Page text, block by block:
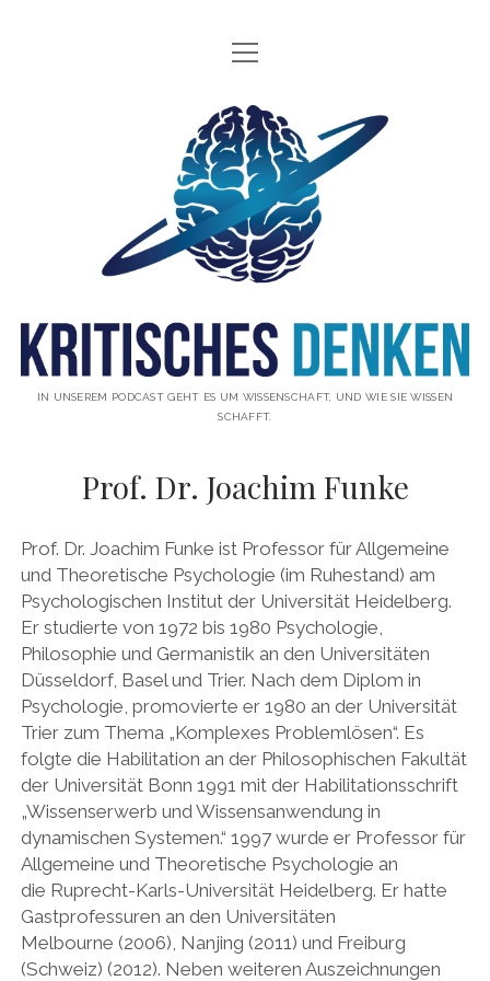
INFO
ÜBER UNS
WAS IST KRITISCHES DENKEN?
GÄSTE
THEMEN
UNTERSTÜTZUNG
KONTAKT
facebook
linkedinyoutube
emailmastodon
patreonspotify
Menü
öffnen
Kritisches
Podcast
IN UNSEREM PODCAST GEHT ES UM WISSENSCHAFT, UND WIE SIE WISSEN
SCHAFFT.
Prof. Dr. Joachim Funke
Prof. Dr. Joachim Funke ist Professor für Allgemeine
und Theoretische Psychologie (im Ruhestand) am
Psychologischen Institut der Universität Heidelberg.
Er studierte von 1972 bis 1980 Psychologie,
Philosophie und Germanistik an den Universitäten
Düsseldorf, Basel und Trier. Nach dem Diplom in
Psychologie, promovierte er 1980 an der Universität
Trier zum Thema „Komplexes Problemlösen“. Es
folgte die Habilitation an der Philosophischen Fakultät
der Universität Bonn 1991 mit der Habilitationsschrift
„Wissenserwerb und Wissensanwendung in
dynamischen Systemen.“ 1997 wurde er Professor für
Allgemeine und Theoretische Psychologie an
die Ruprecht-Karls-Universität Heidelberg. Er hatte
Gastprofessuren an den Universitäten
Melbourne (2006), Nanjing (2011) und Freiburg
(Schweiz) (2012). Neben weiteren Auszeichnungen